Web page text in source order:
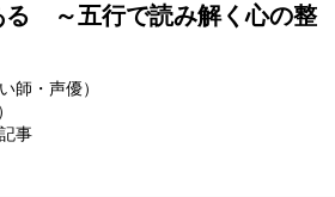
る ～五行で読み解く心の整
師・声優）
事